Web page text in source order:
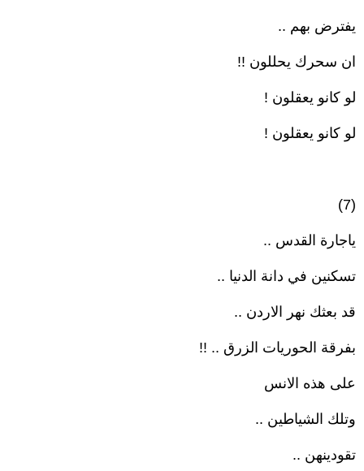
يفترض بهم ..
ان سحرك يحللون !!
لو كانو يعقلون !
لو كانو يعقلون !
(7)
ياجارة القدس ..
تسكنين في دانة الدنيا ..
قد بعثك نهر الاردن ..
بفرقة الحوريات الزرق .. !!
على هذه الانس
وتلك الشياطين ..
تقودينهن ..